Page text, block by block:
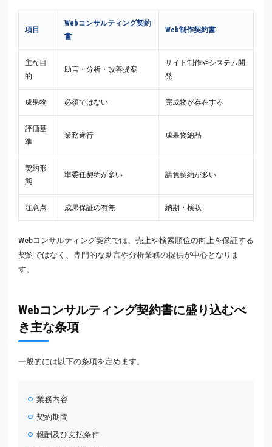
項目
Webコンサルティング契約
書
Web制作契約書
主な目
的
助言・分析・改善提案
サイト制作やシステム開
発
成果物 必須ではない 完成物が存在する
評価基
準
業務遂行 成果物納品
契約形
態
準委任契約が多い 請負契約が多い
注意点 成果保証の有無 納期・検収
Webコンサルティング契約では、売上や検索順位の向上を保証する
契約ではなく、専門的な助言や分析業務の提供が中心となりま
す。
Webコンサルティング契約書に盛り込むべ
き主な条項
一般的には以下の条項を定めます。
業務内容
契約期間
報酬及び支払条件